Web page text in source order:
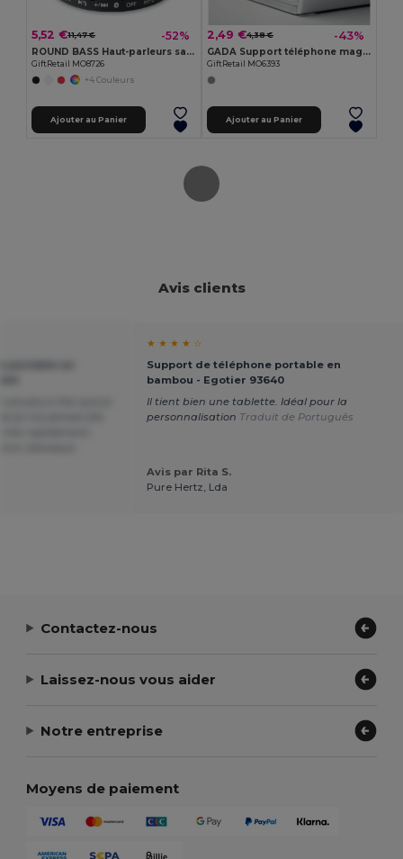
5,52 €11,47 € -52%
ROUND BASS Haut-parleurs sans fil
GiftRetail MO8726
+4 Couleurs
Ajouter au Panier
2,49 €4,38 € -43%
GADA Support téléphone magnétique
GiftRetail MO6393
Ajouter au Panier
Avis clients
★ ★ ★ ★ ☆
Support de téléphone portable en
bambou - Egotier 93640
Il tient bien une tablette. Idéal pour la
personnalisation Traduit de Português
Avis par Rita S.
Pure Hertz, Lda
Contactez-nous
Laissez-nous vous aider
Notre entreprise
Moyens de paiement